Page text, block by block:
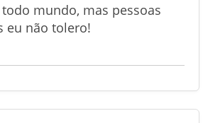
mundo, mas pessoas
eu não tolero!